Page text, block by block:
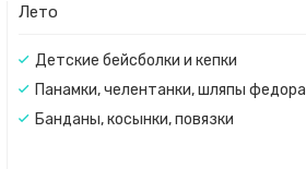
Лето
Детские бейсболки и кепки
Панамки, челентанки, шляпы федора
Банданы, косынки, повязки